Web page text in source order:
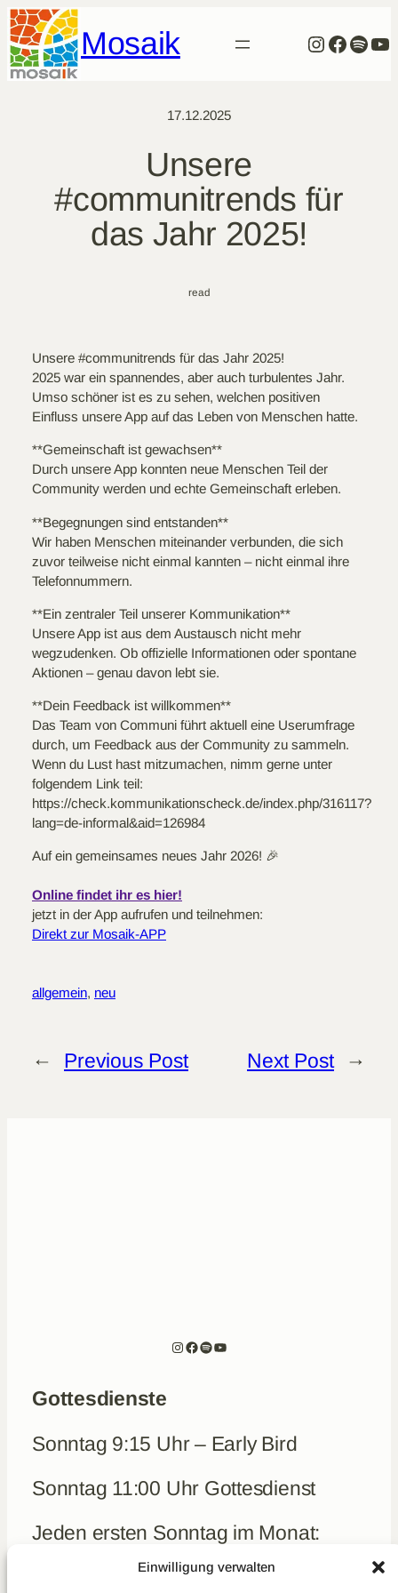
Einwilligung verwalten
Zum
Inhalt
springen
Mosaik Instagram
17.12.2025
Unsere
#communitrends für
das Jahr 2025!
read
Unsere #communitrends für das Jahr 2025!
2025 war ein spannendes, aber auch turbulentes Jahr.
Umso schöner ist es zu sehen, welchen positiven
Einfluss unsere App auf das Leben von Menschen hatte.
**Gemeinschaft ist gewachsen**
Durch unsere App konnten neue Menschen Teil der
Community werden und echte Gemeinschaft erleben.
**Begegnungen sind entstanden**
Wir haben Menschen miteinander verbunden, die sich
zuvor teilweise nicht einmal kannten – nicht einmal ihre
Telefonnummern.
**Ein zentraler Teil unserer Kommunikation**
Unsere App ist aus dem Austausch nicht mehr
wegzudenken. Ob offizielle Informationen oder spontane
Aktionen – genau davon lebt sie.
**Dein Feedback ist willkommen**
Das Team von Communi führt aktuell eine Userumfrage
durch, um Feedback aus der Community zu sammeln.
Wenn du Lust hast mitzumachen, nimm gerne unter
folgendem Link teil:
https://check.kommunikationscheck.de/index.php/316117?
lang=de-informal&aid=126984
Auf ein gemeinsames neues Jahr 2026! 🎉
Online findet ihr es hier!
jetzt in der App aufrufen und teilnehmen:
Direkt zur Mosaik-APP
allgemein, neu
← Previous Post Next Post →
Instagram Facebook Spotify YouTube
Gottesdienste
Sonntag 9:15 Uhr – Early Bird
Sonntag 11:00 Uhr Gottesdienst
Jeden ersten Sonntag im Monat:
Frühstück um 10 Uhr (kein Early-